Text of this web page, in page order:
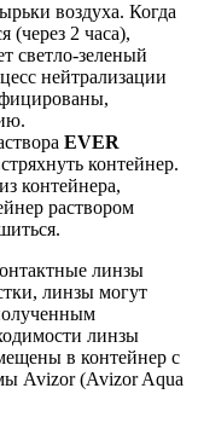
воздуха. Когда
(через 2 часа),
светло-зеленый
нейтрализации
EVER
контейнер.
контейнера,
раствором
линзы
линзы могут
линзы
в контейнер с
Avizor (Avizor Aqua